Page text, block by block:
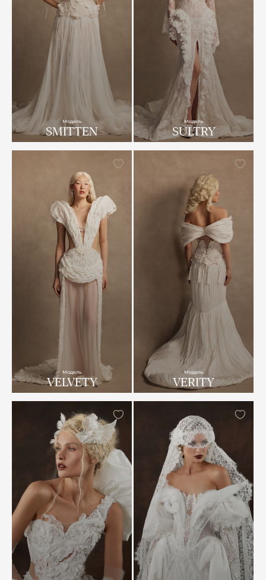
Модель
SMITTEN
Модель
SULTRY
Модель
VELVETY
Модель
VERITY